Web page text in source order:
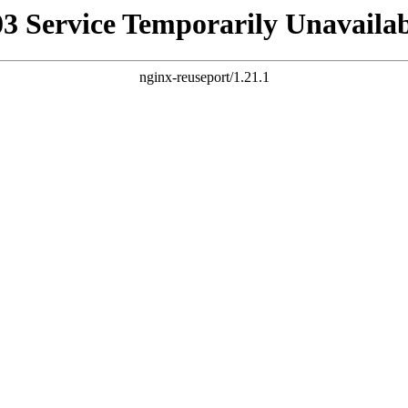
Service Temporarily
nginx-reuseport/1.21.1